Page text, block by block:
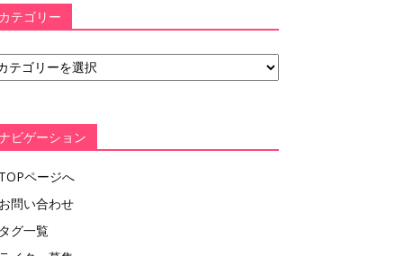
カテゴリー
ビゲーション
TOPページへ
お問い合わせ
タグ一覧